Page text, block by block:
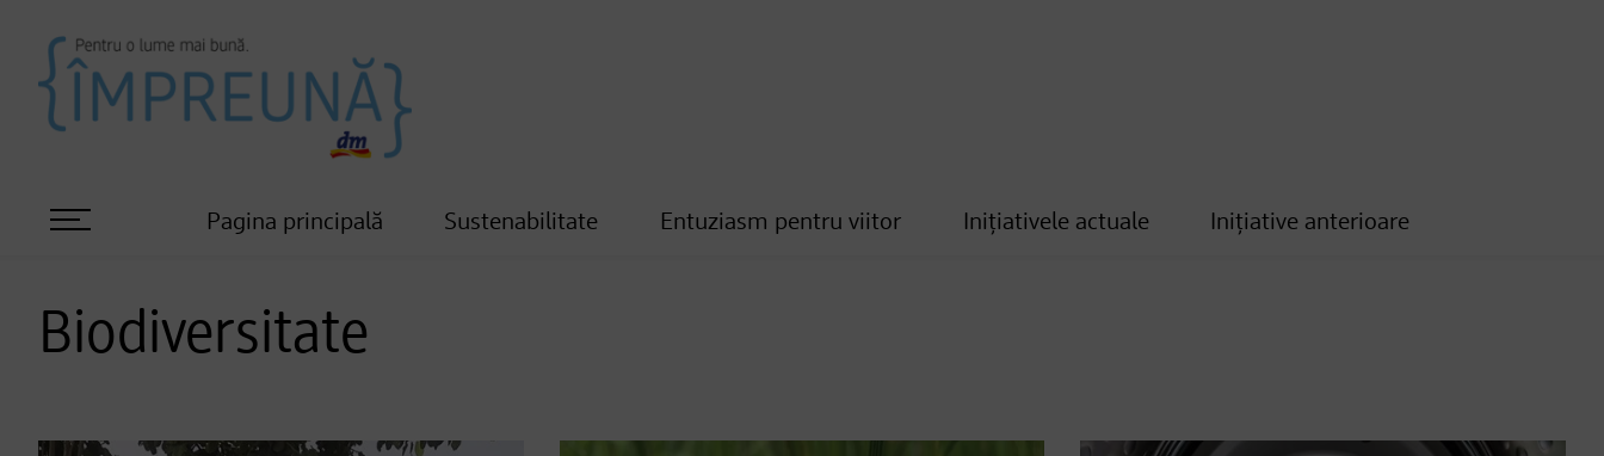
Pagina principală Sustenabilitate Entuziasm pentru viitor Inițiativele actuale Inițiative anterioare
Biodiversitate